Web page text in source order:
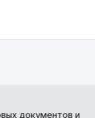
документов и